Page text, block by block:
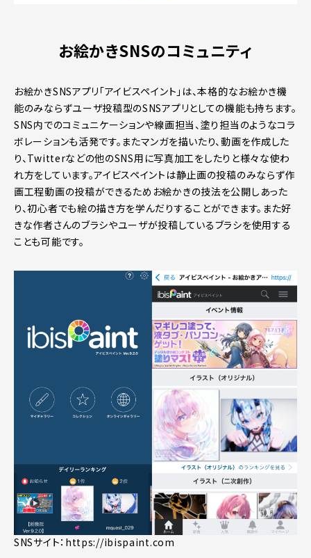
お絵かきSNSのコミュニティ
お絵かきSNSアプリ「アイビスペイント」は、本格的なお絵かき機
能のみならずユーザ投稿型のSNSアプリとしての機能も持ちます。
SNS内でのコミュニケーションや線画担当、塗り担当のようなコラ
ボレーションも活発です。またマンガを描いたり、動画を作成した
り、Twitterなどの他のSNS用に写真加工をしたりと様々な使わ
れ方をしています。アイビスペイントは静止画の投稿のみならず作
画工程動画の投稿ができるためお絵かきの技法を公開しあった
り、初心者でも絵の描き方を学んだりすることができます。また好
きな作者さんのブラシやユーザが投稿しているブラシを使用する
ことも可能です。
SNSサイト： https://ibispaint.com